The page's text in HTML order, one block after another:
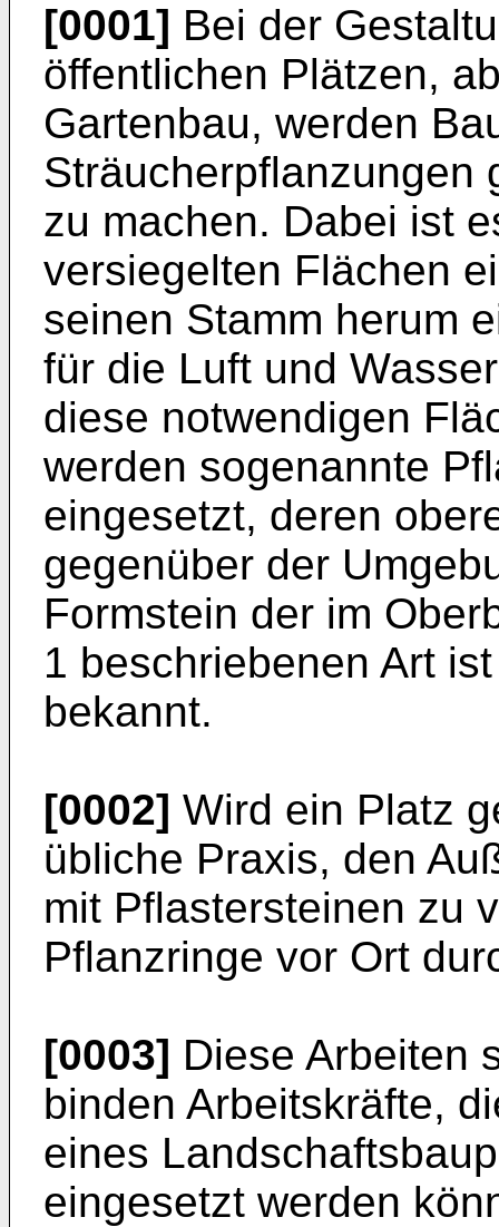
[0001] Bei der
öffentlichen Plätzen,
Gartenbau, werden
Sträucherpflanzungen
zu machen. Dabei ist
versiegelten Flächen
seinen Stamm herum
für die Luft und
diese notwendigen
werden sogenannte
eingesetzt, deren
gegenüber der
Formstein der im
1 beschriebenen Art
bekannt.
[0002] Wird ein Platz
übliche Praxis, den
mit Pflastersteinen zu
Pflanzringe vor Ort
[0003] Diese Arbeiten
binden Arbeitskräfte,
eines
eingesetzt werden